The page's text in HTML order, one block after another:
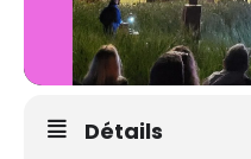
Détails